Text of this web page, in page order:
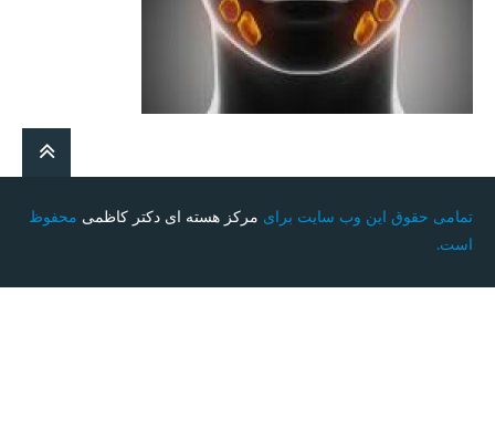
تمامی حقوق این وب سایت برای مرکز هسته ای دکتر کاظمی محفوظ
است.